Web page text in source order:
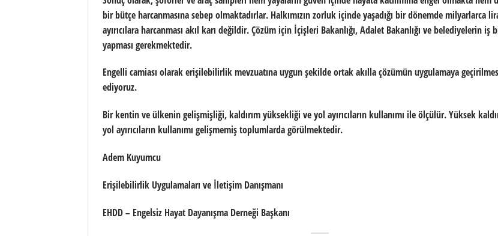
bir bütçe harcanmasına sebep olmaktadırlar. Halkımızın zorluk içinde yaşadığı bir dönemde milyarlarca
ayırıcılara harcanması akıl karı değildir. Çözüm için İçişleri Bakanlığı, Adalet Bakanlığı ve belediyelerin iş
yapması gerekmektedir.
Engelli camiası olarak erişilebilirlik mevzuatına uygun şekilde ortak akılla çözümün uygulamaya
ediyoruz.
Bir kentin ve ülkenin gelişmişliği, kaldırım yüksekliği ve yol ayırıcıların kullanımı ile ölçülür. Yüksek
yol ayırıcıların kullanımı gelişmemiş toplumlarda görülmektedir.
Adem Kuyumcu
Erişilebilirlik Uygulamaları ve İletişim Danışmanı
EHDD – Engelsiz Hayat Dayanışma Derneği Başkanı